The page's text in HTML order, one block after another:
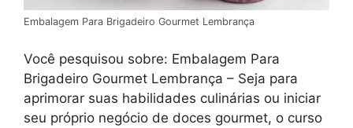
Embalagem Para Brigadeiro Gourmet Lembrança
Você pesquisou sobre: Embalagem Para
Brigadeiro Gourmet Lembrança – Seja para
aprimorar suas habilidades culinárias ou iniciar
seu próprio negócio de doces gourmet, o curso